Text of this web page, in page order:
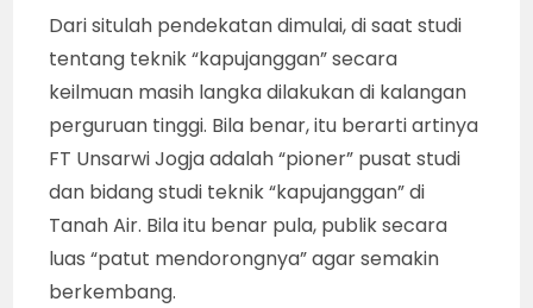
Dari situlah pendekatan dimulai, di saat studi
tentang teknik “kapujanggan” secara
keilmuan masih langka dilakukan di kalangan
perguruan tinggi. Bila benar, itu berarti artinya
FT Unsarwi Jogja adalah “pioner” pusat studi
dan bidang studi teknik “kapujanggan” di
Tanah Air. Bila itu benar pula, publik secara
luas “patut mendorongnya” agar semakin
berkembang.